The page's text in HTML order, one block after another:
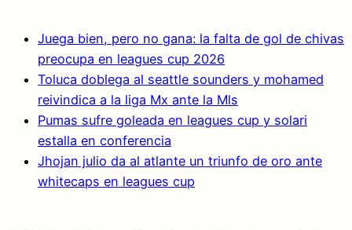
Juega bien, pero no gana: la falta de gol de chivas
preocupa en leagues cup 2026
Toluca doblega al seattle sounders y mohamed
reivindica a la liga Mx ante la Mls
Pumas sufre goleada en leagues cup y solari
estalla en conferencia
Jhojan julio da al atlante un triunfo de oro ante
whitecaps en leagues cup